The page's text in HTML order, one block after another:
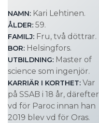
NAMN: Kari Lehtinen.
ÅLDER: 59.
FAMILJ: Fru, två döttrar.
BOR: Helsingfors.
UTBILDNING: Master of
science som ingenjör.
KARRIÄR I KORTHET: Var
på SSAB i 18 år, därefter
vd för Paroc innan han
2019 blev vd för Oras.